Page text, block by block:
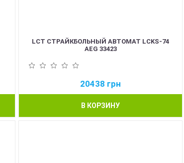
LCT СТРАЙКБОЛЬНЫЙ АВТОМАТ LCKS-74
AEG 33423
20438 грн
В КОРЗИНУ